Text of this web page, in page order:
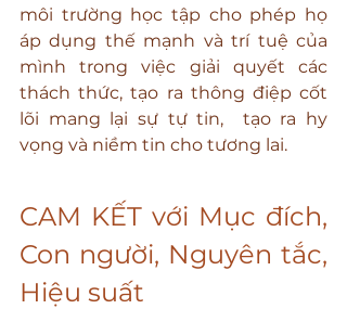
môi trường học tập cho phép họ
áp dụng thế mạnh và trí tuệ của
mình trong việc giải quyết các
thách thức, tạo ra thông điệp cốt
lõi mang lại sự tự tin,  tạo ra hy
vọng và niềm tin cho tương lai.
CAM KẾT với Mục đích,
Con người, Nguyên tắc,
Hiệu suất